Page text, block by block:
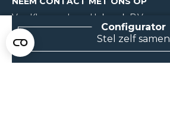
Van Klompenburg Hekwerk B.V.
De Rietkraag 11
8082 AA Elburg
0525 216 070
Stel zelf samen